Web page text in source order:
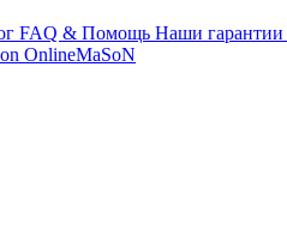
FAQ & Помощь Наши гарантии
OnlineMaSoN